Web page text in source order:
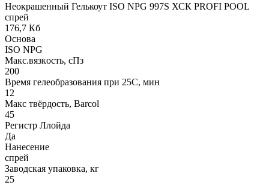
Неокрашенный Гелькоут ISO NPG 997S ХСК PROFI POOL
спрей
176,7 Кб
Основа
ISO NPG
Макс.вязкoсть, сПз
200
Время гелеобразования при 25С, мин
12
Макс твёрдость, Barcol
45
Регистр Ллойда
Да
Нанесение
спрей
Заводская упаковка, кг
25